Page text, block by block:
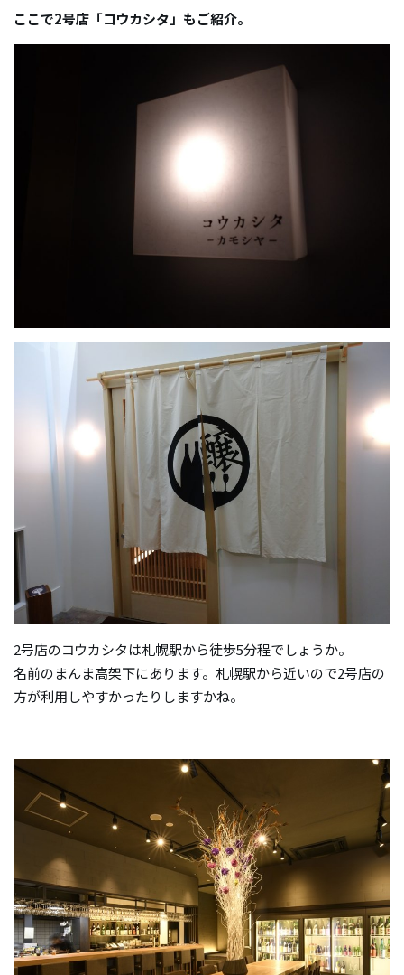
ここで2号店「コウカシタ」もご紹介。
2号店のコウカシタは札幌駅から徒歩5分程でしょうか。
名前のまんま高架下にあります。札幌駅から近いので2号店の
方が利用しやすかったりしますかね。